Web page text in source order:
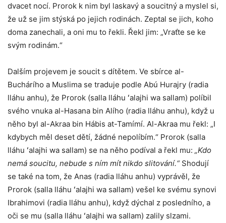
dvacet nocí. Prorok k nim byl laskavý a soucitný a myslel si,
že už se jim stýská po jejich rodinách. Zeptal se jich, koho
doma zanechali, a oni mu to řekli. Řekl jim: „Vraťte se ke
svým rodinám.“
Dalším projevem je soucit s dítětem. Ve sbírce al-
Buchárího a Muslima se traduje podle Abú Hurajry (radia
lláhu anhu), že Prorok (salla lláhu ʻalajhi wa sallam) políbil
svého vnuka al-Hasana bin Alího (radia lláhu anhu), když u
něho byl al-Akraa bin Hábis at-Tamímí. Al-Akraa mu řekl: „I
kdybych měl deset dětí, žádné nepolíbím.“ Prorok (salla
lláhu ʻalajhi wa sallam) se na něho podíval a řekl mu: „Kdo
nemá soucitu, nebude s ním mít nikdo slitování.“Shodují
se také na tom, že Anas (radia lláhu anhu) vyprávěl, že
Prorok (salla lláhu ʻalajhi wa sallam) vešel ke svému synovi
Ibrahimovi (radia lláhu anhu), když dýchal z posledního, a
oči se mu (salla lláhu ʻalajhi wa sallam) zalily slzami.